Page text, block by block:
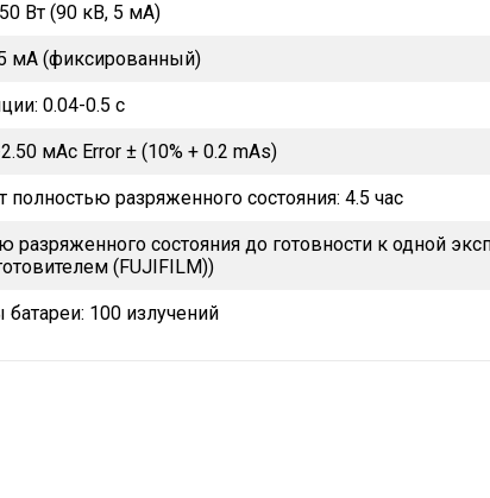
Вт (90 кВ, 5 мA)
мA (фиксированный)
0.04-0.5 с
мАс Error ± (10% + 0.2 mAs)
разряженного состояния: 4.5 час
разряженного состояния до готовности к одной
(FUJIFILM))
100 излучений